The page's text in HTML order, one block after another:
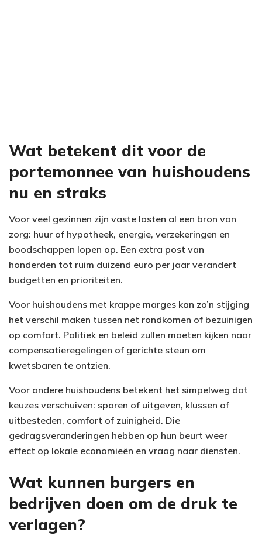
Wat betekent dit voor de
portemonnee van huishoudens
nu en straks
Voor veel gezinnen zijn vaste lasten al een bron van
zorg: huur of hypotheek, energie, verzekeringen en
boodschappen lopen op. Een extra post van
honderden tot ruim duizend euro per jaar verandert
budgetten en prioriteiten.
Voor huishoudens met krappe marges kan zo’n stijging
het verschil maken tussen net rondkomen of bezuinigen
op comfort. Politiek en beleid zullen moeten kijken naar
compensatieregelingen of gerichte steun om
kwetsbaren te ontzien.
Voor andere huishoudens betekent het simpelweg dat
keuzes verschuiven: sparen of uitgeven, klussen of
uitbesteden, comfort of zuinigheid. Die
gedragsveranderingen hebben op hun beurt weer
effect op lokale economieën en vraag naar diensten.
Wat kunnen burgers en
bedrijven doen om de druk te
verlagen?